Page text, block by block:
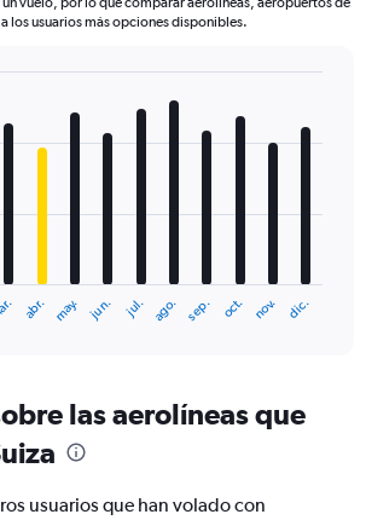
los usuarios más opciones disponibles.
abr. may. jun. jul. ago. sep. oct. nov. dic.
las aerolíneas que
usuarios que han volado con